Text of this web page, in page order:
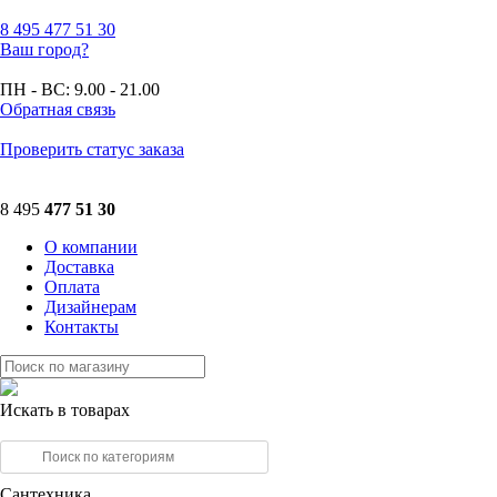
8 495 477 51 30
Ваш город?
ПН - ВС: 9.00 - 21.00
Обратная связь
Проверить статус заказа
8 495 477 51 30
О компании
Доставка
Оплата
Дизайнерам
Контакты
Искать в товарах